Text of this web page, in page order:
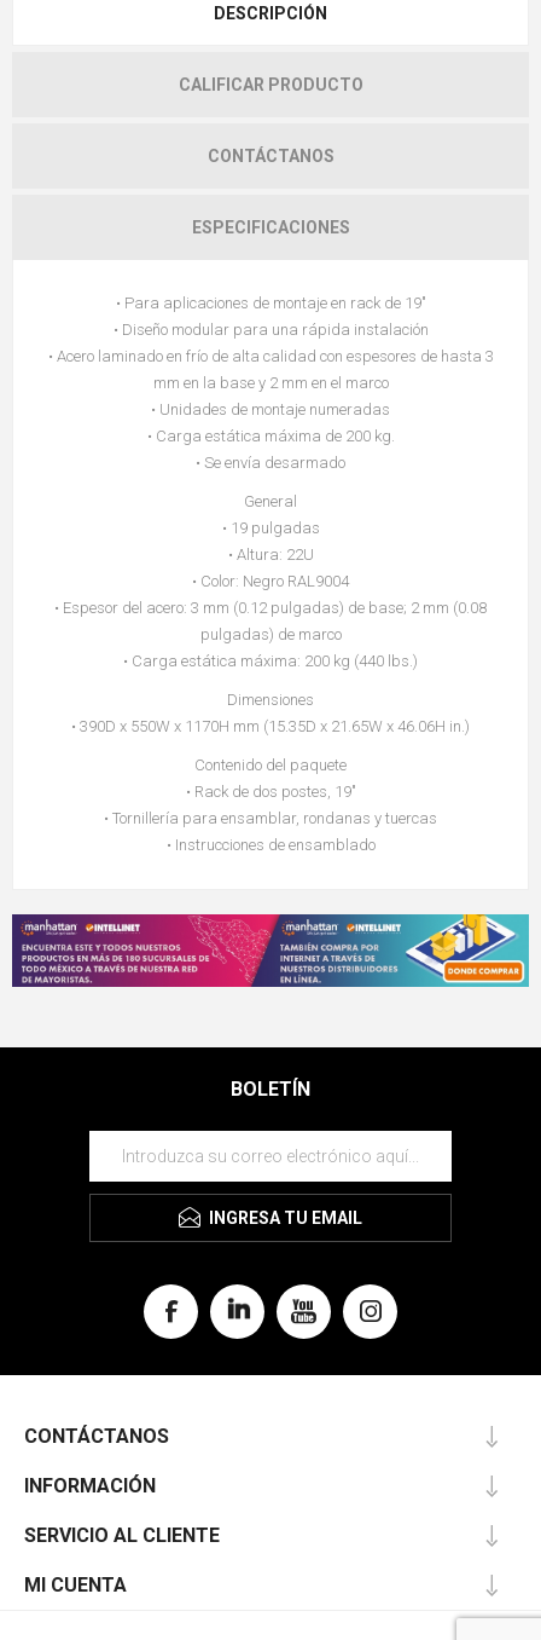
DESCRIPCIÓN
CALIFICAR PRODUCTO
CONTÁCTANOS
ESPECIFICACIONES
• Para aplicaciones de montaje en rack de 19"
• Diseño modular para una rápida instalación
• Acero laminado en frío de alta calidad con espesores de hasta 3
mm en la base y 2 mm en el marco
• Unidades de montaje numeradas
• Carga estática máxima de 200 kg.
• Se envía desarmado
General
• 19 pulgadas
• Altura: 22U
• Color: Negro RAL9004
• Espesor del acero: 3 mm (0.12 pulgadas) de base; 2 mm (0.08
pulgadas) de marco
• Carga estática máxima: 200 kg (440 lbs.)
Dimensiones
• 390D x 550W x 1170H mm (15.35D x 21.65W x 46.06H in.)
Contenido del paquete
• Rack de dos postes, 19"
• Tornillería para ensamblar, rondanas y tuercas
• Instrucciones de ensamblado
BOLETÍN
INGRESA TU EMAIL
CONTÁCTANOS
INFORMACIÓN
SERVICIO AL CLIENTE
MI CUENTA